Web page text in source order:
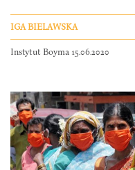
IGA BIELAWSKA
Instytut Boyma 15.06.2020